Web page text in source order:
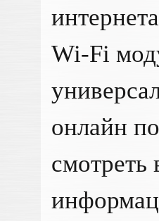
Wi-Fi
онлайн
смотреть